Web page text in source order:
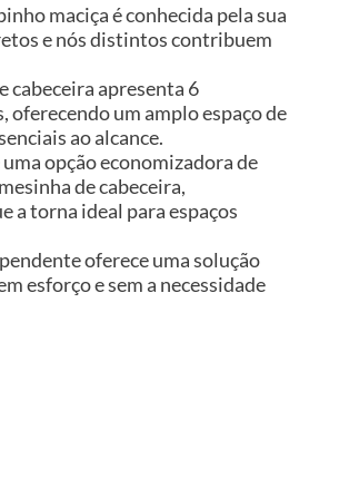
maciça é conhecida pela sua
e nós distintos contribuem
cabeceira apresenta 6
um amplo espaço de
ao alcance.
opção economizadora de
de cabeceira,
a torna ideal para espaços
oferece uma solução
esforço e sem a necessidade